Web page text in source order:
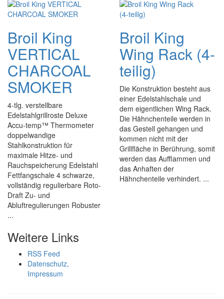
Broil King
VERTICAL
CHARCOAL
SMOKER
4-tlg. verstellbare
Edelstahlgrillroste Deluxe
Accu-temp™ Thermometer
doppelwandige
Stahlkonstruktion für
maximale Hitze- und
Rauchspeicherung Edelstahl
Fettfangschale 4 schwarze,
vollständig regulierbare Roto-
Draft Zu- und
Abluftregulierungen Robuster
...
Broil King
Wing Rack (4-
teilig)
Die Konstruktion besteht aus
einer Edelstahlschale und
dem eigentlichen Wing Rack.
Die Hähnchenteile werden in
das Gestell gehangen und
kommen nicht mit der
Grillfläche in Berührung, somit
werden das Aufflammen und
das Anhaften der
Hähnchenteile verhindert. ...
Weitere Links
RSS Feed
Datenschutz,
Impressum